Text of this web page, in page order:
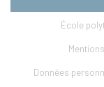
École
Données